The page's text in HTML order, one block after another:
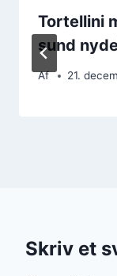
Tortellini
sund
Af 21.
Skriv et